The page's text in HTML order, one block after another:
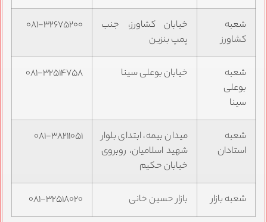
شعبه
کشاورز
خیابان کشاورز، جنب
پمپ بنزین
۰۸۱-۳۲۶۷۵۲۰۰
شعبه
بوعلی
سینا
خیابان بوعلی سینا ۰۸۱-۳۲۵۱۴۷۵۸
شعبه
استادان
میدان بیمه، ابتدای بلوار
شهید اسلامیان، روبروی
خیابان حکیم
۰۸۱-۳۸۲۱۱۰۵۱
شعبه بازار بازار حسین خانی ۰۸۱-۳۲۵۱۸۰۲۰